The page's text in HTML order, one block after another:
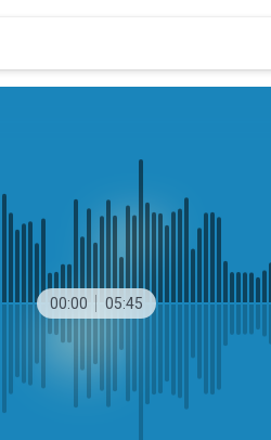
00:00 05:45